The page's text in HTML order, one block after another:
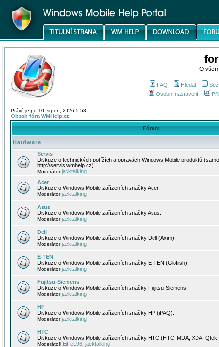
O
FAQ Hledat
Osobní nastavení
Právě je po 10. srpen, 2026 5:53
Obsah fóra WMHelp.cz
Fórum
Hardware
Servis
Diskuze o technických potížích a opravách Windows Mobile produktů
http://servis.wmhelp.cz).
Moderátorjacktalking
Acer
Diskuze o Windows Mobile zařízeních značky Acer.
Moderátorjacktalking
Asus
Diskuze o Windows Mobile zařízeních značky Asus.
Moderátorjacktalking
Dell
Diskuze o Windows Mobile zařízeních značky Dell (Axim).
Moderátorjacktalking
E-TEN
Diskuze o Windows Mobile zařízeních značky E-TEN (Glofiish).
Moderátorjacktalking
Fujitsu-Siemens
Diskuze o Windows Mobile zařízeních značky Fujitsu-Siemens.
Moderátorjacktalking
HP
Diskuze o Windows Mobile zařízeních značky HP (iPAQ).
Moderátorjacktalking
HTC
Diskuze o Windows Mobile zařízeních značky HTC (HTC, MDA, XDA,
Moderátoři EiFeL96 jacktalking